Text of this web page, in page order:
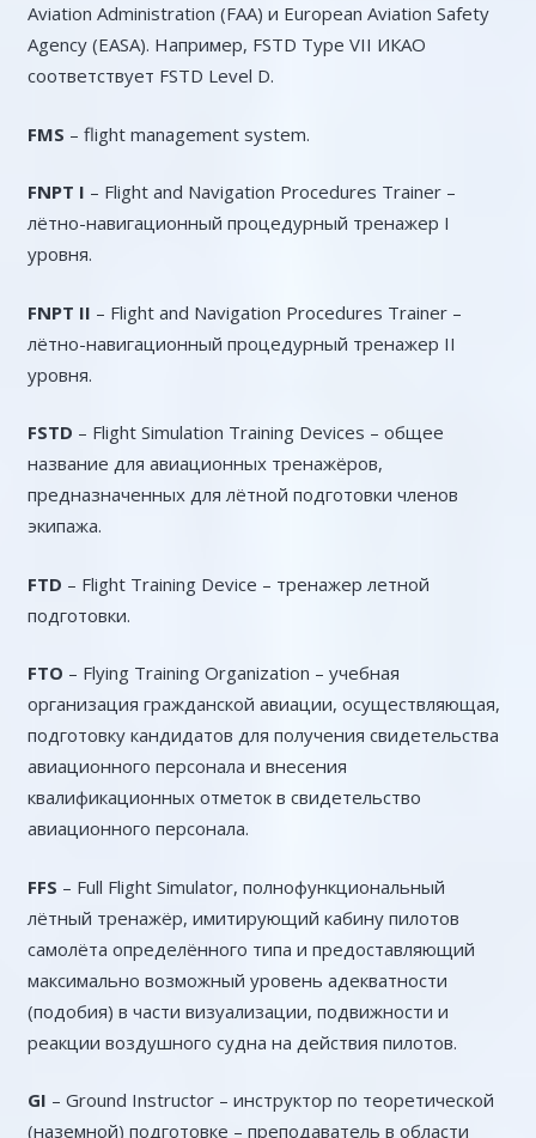
Aviation Administration (FAA) и European Aviation Safety
Agency (EASA). Например, FSTD Type VII ИКАО
соответствует FSTD Level D.
FMS – flight management system.
FNPT I – Flight and Navigation Procedures Trainer –
лётно-навигационный процедурный тренажер I
уровня.
FNPT II – Flight and Navigation Procedures Trainer –
лётно-навигационный процедурный тренажер II
уровня.
FSTD – Flight Simulation Training Devices – общее
название для авиационных тренажёров,
предназначенных для лётной подготовки членов
экипажа.
FTD – Flight Training Device – тренажер летной
подготовки.
FTO – Flying Training Organization – учебная
организация гражданской авиации, осуществляющая,
подготовку кандидатов для получения свидетельства
авиационного персонала и внесения
квалификационных отметок в свидетельство
авиационного персонала.
FFS – Full Flight Simulator, полнофункциональный
лётный тренажёр, имитирующий кабину пилотов
самолёта определённого типа и предоставляющий
максимально возможный уровень адекватности
(подобия) в части визуализации, подвижности и
реакции воздушного судна на действия пилотов.
GI – Ground Instructor – инструктор по теоретической
(наземной) подготовке – преподаватель в области